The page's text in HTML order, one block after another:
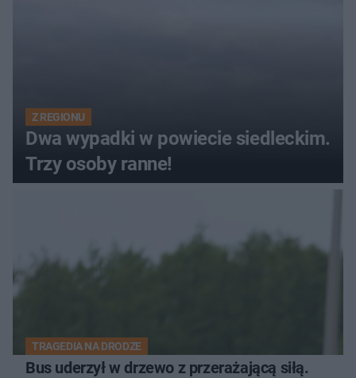
Z REGIONU
Dwa wypadki w powiecie siedleckim.
Trzy osoby ranne!
TRAGEDIA NA DRODZE
Bus uderzył w drzewo z przerażającą siłą.